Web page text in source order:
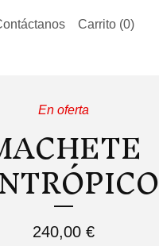
Carrito (0)
En oferta
240,00 €